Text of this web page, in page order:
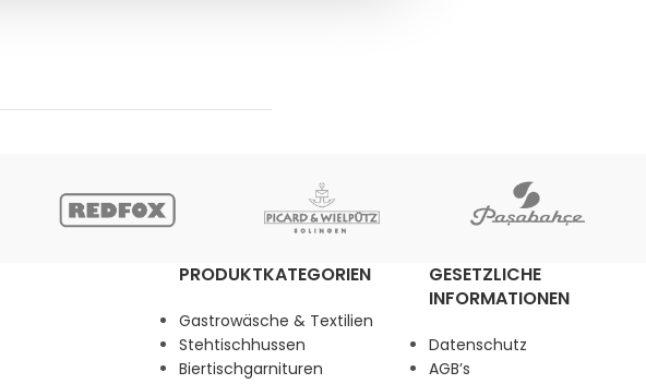
PRODUKTKATEGORIEN
Gastrowäsche & Textilien
Stehtischhussen
Biertischgarnituren
GESETZLICHE
INFORMATIONEN
Datenschutz
AGB’s